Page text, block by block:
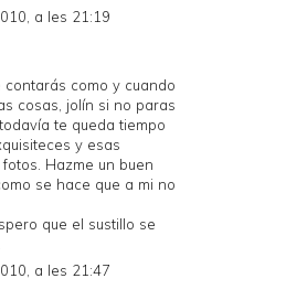
a les 21:19
contarás como y cuando
cosas, jolín si no paras
te queda tiempo
y esas
Hazme un buen
se hace que a mi no
que el sustillo se
a les 21:47